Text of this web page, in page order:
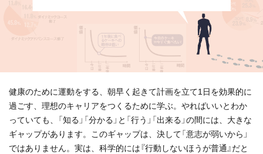
健康のために運動をする、朝早く起きて計画を立て1日を効果的に
過ごす、理想のキャリアをつくるために学ぶ。やればいいとわか
っていても、「知る」「分かる」と「行う」「出来る」の間には、大きな
ギャップがあります。このギャップは、決して「意志が弱いから」
ではありません。実は、科学的には『行動しないほうが普通』だと
人材育成
自己管理 夢 日本青年会議所
検索